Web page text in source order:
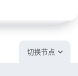
切换节点